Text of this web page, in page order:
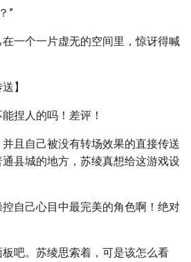
”
一个一片虚无的空间里，惊讶得喊
】
捏人的吗！差评！
且自己被没有转场效果的直接传送
县城的地方，苏绫真想给这游戏设
自己心目中最完美的角色啊！绝对
吧。苏绫思索着，可是该怎么看